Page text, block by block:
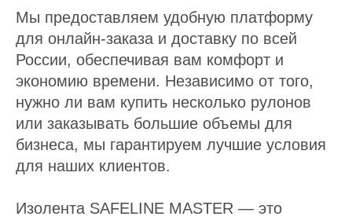
Мы предоставляем удобную платформу
для онлайн-заказа и доставку по всей
России, обеспечивая вам комфорт и
экономию времени. Независимо от того,
нужно ли вам купить несколько рулонов
или заказывать большие объемы для
бизнеса, мы гарантируем лучшие условия
для наших клиентов.
Изолента SAFELINE MASTER — это